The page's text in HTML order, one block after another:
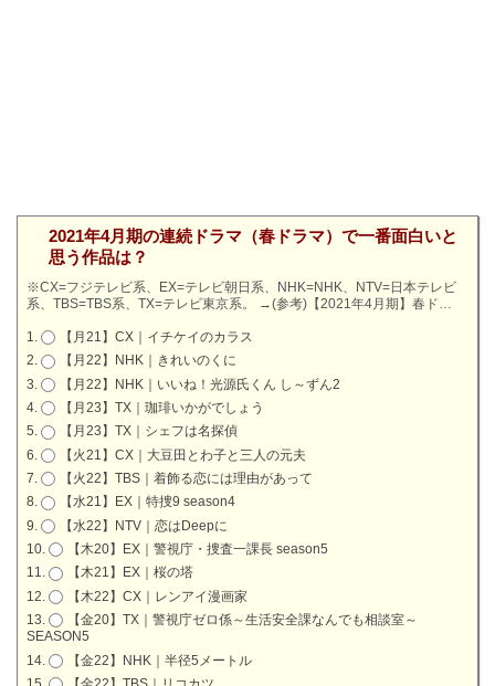
2021年4月期の連続ドラマ（春ドラマ）で一番面白いと
思う作品は？
※CX=フジテレビ系、EX=テレビ朝日系、NHK=NHK、NTV=日本テレビ
系、TBS=TBS系、TX=テレビ東京系。
→(参考)【2021年4月期】春ド…
【月21】CX｜イチケイのカラス
【月22】NHK｜きれいのくに
【月22】NHK｜いいね！光源氏くん し～ずん2
【月23】TX｜珈琲いかがでしょう
【月23】TX｜シェフは名探偵
【火21】CX｜大豆田とわ子と三人の元夫
【火22】TBS｜着飾る恋には理由があって
【水21】EX｜特捜9 season4
【水22】NTV｜恋はDeepに
【木20】EX｜警視庁・捜査一課長 season5
【木21】EX｜桜の塔
【木22】CX｜レンアイ漫画家
【金20】TX｜警視庁ゼロ係～生活安全課なんでも相談室～
SEASON5
【金22】NHK｜半径5メートル